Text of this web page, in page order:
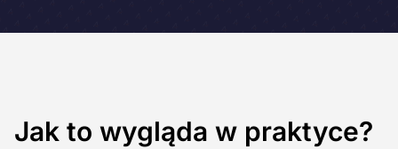
Jak to wygląda w praktyce?